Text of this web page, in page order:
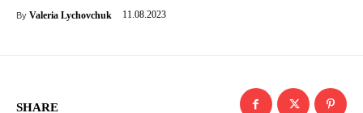
By Valeria Lychovchuk 11.08.2023
SHARE